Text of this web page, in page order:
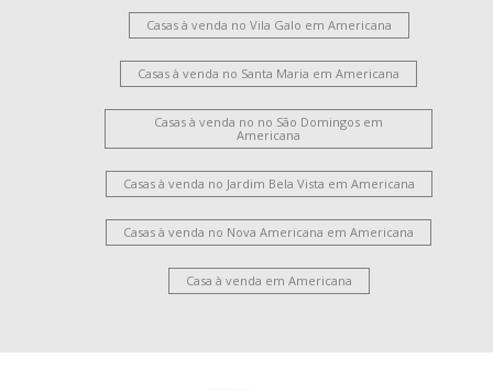
Casas à venda no Vila Galo em Americana
Casas à venda no Santa Maria em Americana
Casas à venda no no São Domingos em
Americana
Casas à venda no Jardim Bela Vista em Americana
Casas à venda no Nova Americana em Americana
Casa à venda em Americana